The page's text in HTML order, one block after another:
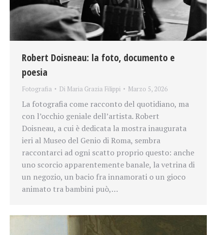
Robert Doisneau: la foto, documento e
poesia
Fotografia Di Maria Grazia Filippi Marzo 5, 2026
La fotografia come racconto del quotidiano, ma
con l’occhio geniale dell’artista. Robert
Doisneau, a cui è dedicata la mostra inaugurata
ieri al Museo del Genio di Roma, sembra
raccontarci ad ogni scatto proprio questo: anche
uno scorcio apparentemente banale, la vetrina di
un negozio, un bacio fra innamorati o un gioco
animato tra bambini può,…